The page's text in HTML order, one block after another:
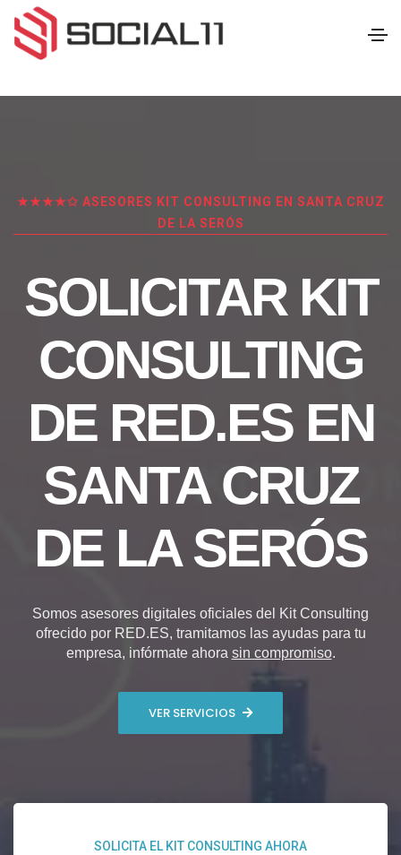
★★★★✩ ASESORES KIT CONSULTING EN SANTA CRUZ
DE LA SERÓS
SOLICITAR KIT
CONSULTING
DE RED.ES EN
SANTA CRUZ
DE LA SERÓS
Somos asesores digitales oficiales del Kit Consulting
ofrecido por RED.ES, tramitamos las ayudas para tu
empresa, infórmate ahora sin compromiso.
VER SERVICIOS
SOLICITA EL KIT CONSULTING AHORA